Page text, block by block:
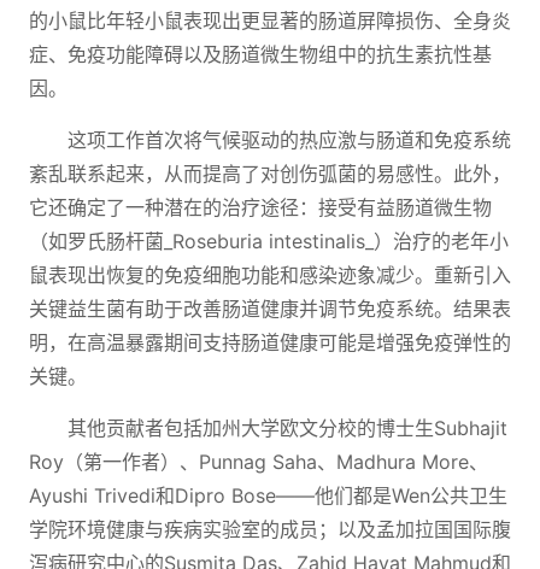
的小鼠比年轻小鼠表现出更显著的肠道屏障损伤、全身炎
症、免疫功能障碍以及肠道微生物组中的抗生素抗性基
因。
这项工作首次将气候驱动的热应激与肠道和免疫系统
紊乱联系起来，从而提高了对创伤弧菌的易感性。此外，
它还确定了一种潜在的治疗途径：接受有益肠道微生物
（如罗氏肠杆菌_Roseburia intestinalis_）治疗的老年小
鼠表现出恢复的免疫细胞功能和感染迹象减少。重新引入
关键益生菌有助于改善肠道健康并调节免疫系统。结果表
明，在高温暴露期间支持肠道健康可能是增强免疫弹性的
关键。
其他贡献者包括加州大学欧文分校的博士生Subhajit
Roy（第一作者）、Punnag Saha、Madhura More、
Ayushi Trivedi和Dipro Bose——他们都是Wen公共卫生
学院环境健康与疾病实验室的成员；以及孟加拉国国际腹
泻病研究中心的Susmita Das、Zahid Hayat Mahmud和